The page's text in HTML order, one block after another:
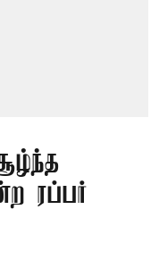
ரப்பர்